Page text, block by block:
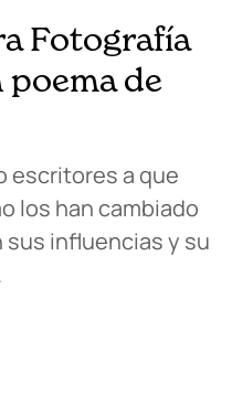
Fotografía
de
escritores a que
los han cambiado
influencias y su